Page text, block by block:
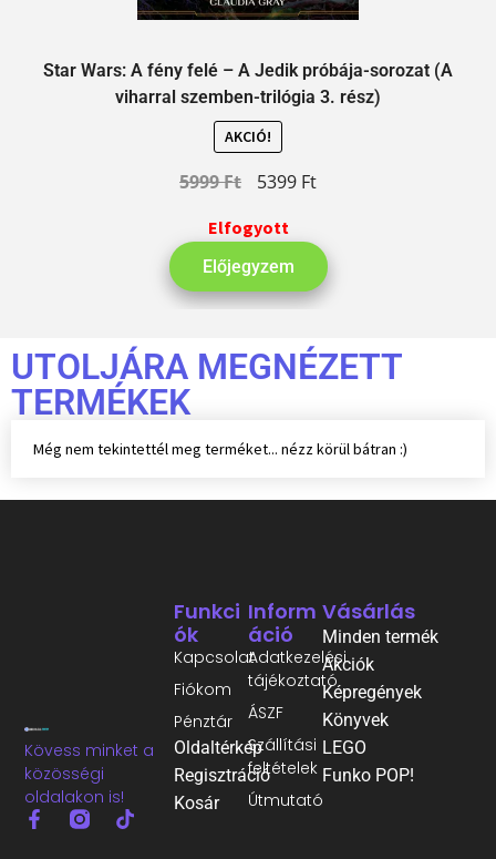
Star Wars: A fény felé – A Jedik próbája-sorozat (A
viharral szemben-trilógia 3. rész)
AKCIÓ!
5999Ft 5399 Ft
Elfogyott
Előjegyzem
UTOLJÁRA MEGNÉZETT
TERMÉKEK
Még nem tekintettél meg terméket... nézz körül bátran :)
Kövess minket a
közösségi
oldalakon is!
Inform
Áció
Adatkezelési
tájékoztató
ÁSZF
Szállítási
feltételek
Útmutató
Funkci
Ók
Kapcsolat
Fiókom
Pénztár
Oldaltérkép
Regisztráció
Kosár
Vásárlás
Minden termék
Akciók
Képregények
Könyvek
LEGO
Funko POP!